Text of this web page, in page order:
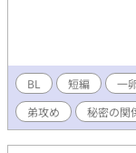
して、そして初夜
考えるようになっ
な男・遠田（えん
かい）傘下の組の
オーナーでもある
のだが、粗暴で身
BL 短編 一
弟攻め
秘密の関